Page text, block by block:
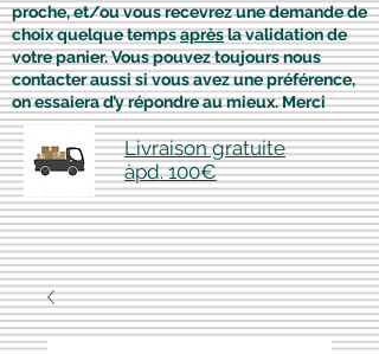
proche, et/ou vous recevrez une demande de
choix quelque tempsaprèsla validation de
votre panier. Vous pouvez toujours nous
contacter aussi si vous avez une préférence,
on essaiera d’y répondre au mieux. Merci
Livraison gratuite
àpd. 100€